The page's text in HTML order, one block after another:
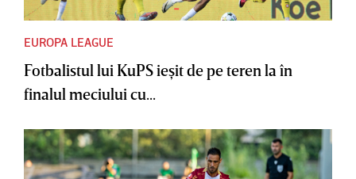
EUROPA LEAGUE
Fotbalistul lui KuPS ieşit de pe teren la în
finalul meciului cu...